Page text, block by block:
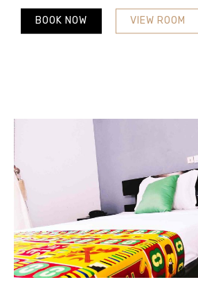
VIEW ROOM
BOOK NOW